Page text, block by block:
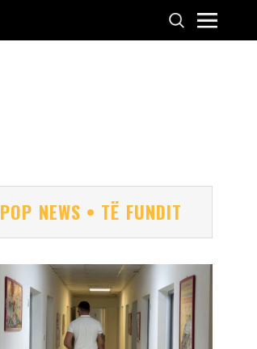
POP NEWS • TË FUNDIT